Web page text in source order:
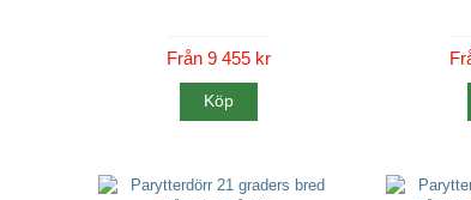
Från 9 455 kr
Köp